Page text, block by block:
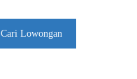
Cari Lowongan